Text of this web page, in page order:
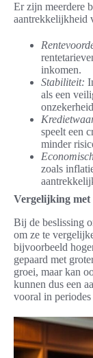
Er zijn meerdere
aantrekkelijkheid
inkomen.
Stabiliteit:
als een
speelt een
minder
zoals
Vergelijking met
Bij de beslissing
om ze te
bijvoorbeeld
gepaard met
groei, maar kan
kunnen dus een
vooral in